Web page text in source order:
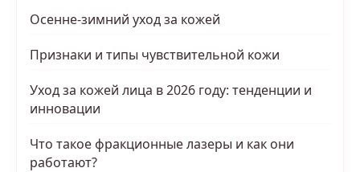
Осенне-зимний уход за кожей
Признаки и типы чувствительной кожи
Уход за кожей лица в 2026 году: тенденции и
инновации
Что такое фракционные лазеры и как они
работают?